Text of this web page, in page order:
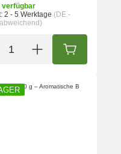
verfügbar
2 - 5 Werktage (DE -
IN DEN